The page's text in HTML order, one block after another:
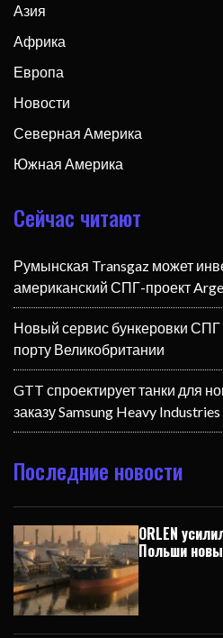
Азия
Африка
Европа
Новости
Северная Америка
Южная Америка
Сейчас читают
Румынская Transgaz может
американский СПГ-проект
Новый сервис бункеровки
порту Великобритании
GTT спроектирует танки для
заказу Samsung Heavy Industries
Последние новости
ORLEN
Польши